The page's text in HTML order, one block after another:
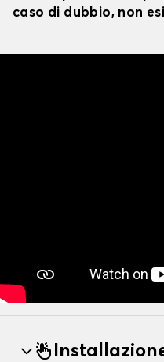
caso di dubbio, non